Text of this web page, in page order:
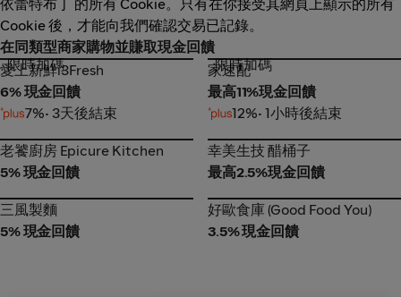
依蕾特布丁 的所有 Cookie。只有在你接受其網頁上顯示的所有
Cookie 後，才能向我們確認交易已記錄。
在同類型商家購物並賺取現金回饋
愛上新鮮i3Fresh
限時加碼
愛上新鮮i3Fresh
6% 現金回饋
7%• 3天後結束
家速配
限時加碼
家速配
最高11%現金回饋
12%• 1小時後結束
老饕廚房 Epicure Kitchen
老饕廚房 Epicure Kitchen
5% 現金回饋
幸美生技 醋桶子
幸美生技 醋桶子
最高2.5%現金回饋
三風製麵
三風製麵
5% 現金回饋
好歐食庫 (Good Food You)
好歐食庫 (Good Food You)
3.5% 現金回饋